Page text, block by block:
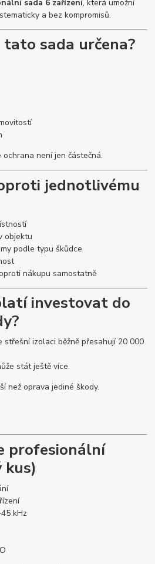
sada 6 zařízení, která umožní
a bez kompromisů.
sada určena?
není jen částečná.
jednotlivému
objektu
podle typu škůdce
nákupu samostatně
investovat do
střešní izolaci běžně přesahují 20 000
stát ještě více.
než oprava jediné škody.
profesionální
kus)
kHz